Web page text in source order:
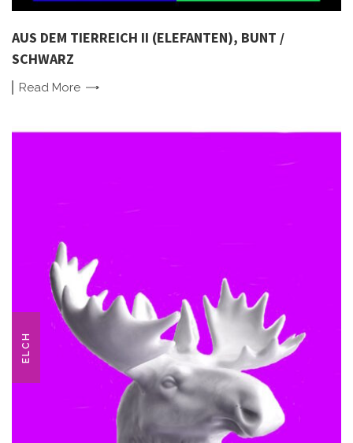
AUS DEM TIERREICH II (ELEFANTEN), BUNT /
SCHWARZ
Read More
ELCH